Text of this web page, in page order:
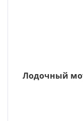
Лодочный